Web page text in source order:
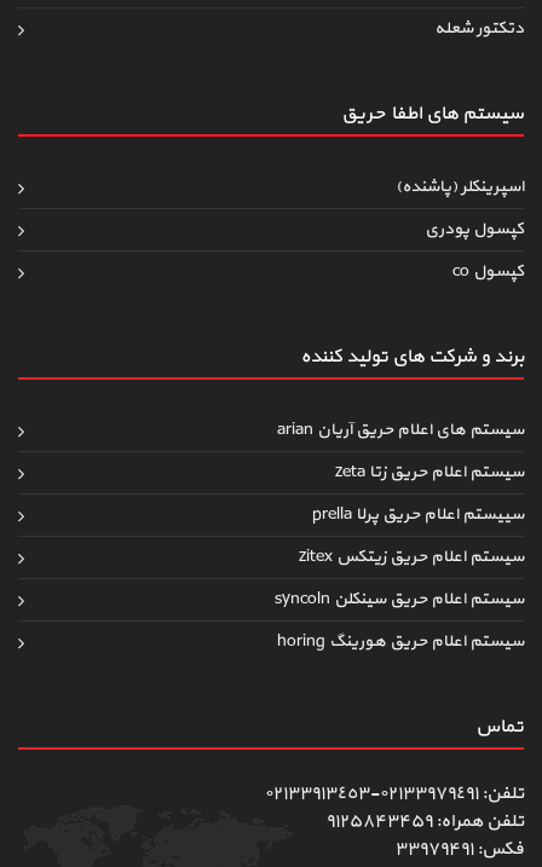
دتکتور شعله
سیستم های اطفاءحریق
اسپرینکلر (پاشنده)
کپسول پودری
کپسول co
برند و شرکت های تولید کننده
سیستم های اعلام حریق آریان arian
سیستم اعلام حریق زتا zeta
سییستم اعلام حریق پرلا prella
سیستم اعلام حریق زیتکس zitex
سیستم اعلام حریق سینکلن syncoln
سیستم اعلام حریق هورینگ horing
تماس
تلفن: ٠٢١٣٣٩٧٩٤٩١-٠٢١٣٣٩١٣٤٥٣
تلفن همراه: ۹۱۲۵۸۴۳۴۵۹
فکس: ۳۳۹۷۹۴۹۱